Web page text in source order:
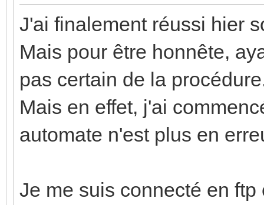
J'ai finalement réussi hier
Mais pour être honnête,
pas certain de la
Mais en effet, j'ai
automate n'est plus en
Je me suis connecté en